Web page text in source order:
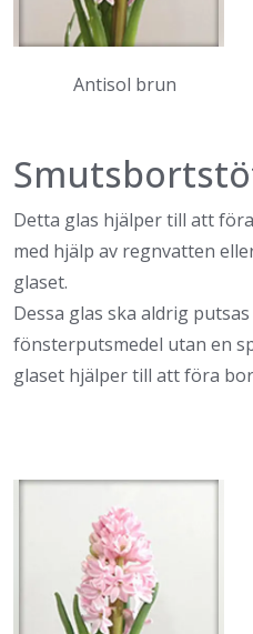
Antisol brun
Detta glas hjälper till att
med hjälp av regnvatten
glaset.
Dessa glas ska aldrig
fönsterputsmedel utan en
glaset hjälper till att föra